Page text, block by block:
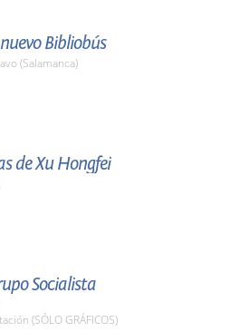
Bibliobús
(Salamanca)
de Xu Hongfei
Socialista
(SÓLO GRÁFICOS)